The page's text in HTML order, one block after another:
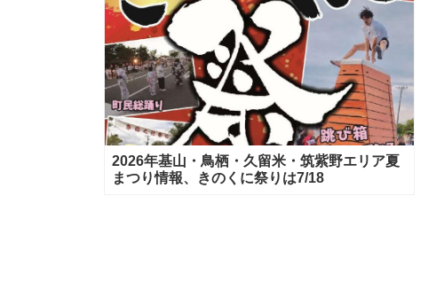
2026年基山・鳥栖・久留米・筑紫野エリア夏
まつり情報、きのくに祭りは7/18